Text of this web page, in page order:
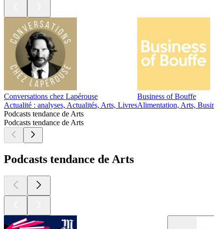
Conversations chez Lapérouse
Actualité : analyses, Actualités, Arts, Livres
Business of Bouffe
Alimentation, Arts,
Podcasts tendance de Arts
Podcasts tendance de Arts
Podcasts tendance de Arts